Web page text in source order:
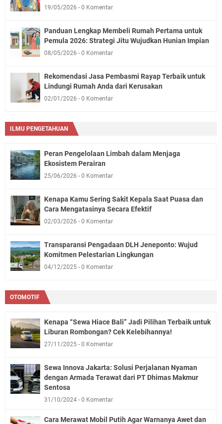
19/05/2026 0 Komentar
Panduan Lengkap Membeli Rumah Pertama untuk
Pemula 2026: Strategi Jitu Wujudkan Hunian Impian
08/05/2026 0 Komentar
Rekomendasi Jasa Pembasmi Rayap Terbaik untuk
Lindungi Rumah Anda dari Kerusakan
02/01/2026 0 Komentar
ILMU PENGETAHUAN
Peran Pengelolaan Limbah dalam Menjaga
Ekosistem Perairan
25/06/2026 0 Komentar
Kenapa Kamu Sering Sakit Kepala Saat Puasa dan
Cara Mengatasinya Secara Efektif
02/03/2026 0 Komentar
Transparansi Pengadaan DLH Jeneponto: Wujud
Komitmen Pelestarian Lingkungan
04/12/2025 0 Komentar
OTOMOTIF
Kenapa “Sewa Hiace Bali” Jadi Pilihan Terbaik untuk
Liburan Rombongan? Cek Kelebihannya!
27/11/2025 0 Komentar
Sewa Innova Jakarta: Solusi Perjalanan Nyaman
dengan Armada Terawat dari PT Dhimas Makmur
Sentosa
31/10/2024 0 Komentar
Cara Merawat Mobil Putih Agar Warnanya Awet dan